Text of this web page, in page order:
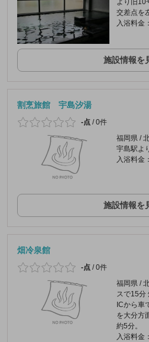
交差点を
入浴料金
施設情報を
割烹旅館 宇島汐湯
-点 /0件
福岡県 /
宇島駅よ
入浴料金
施設情報を
畑冷泉館
-点 /0件
福岡県 /
スで15分
ICから車
を大分方
約5分。
入浴料金